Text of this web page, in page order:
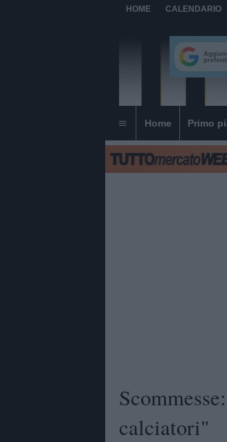
HOME CALENDARIO
Home Primo
calciatori"